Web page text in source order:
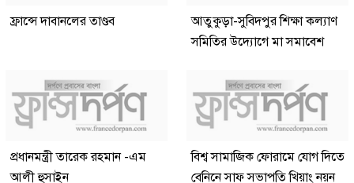
ফ্রান্সে দাবানলের তাণ্ডব
আতুকুড়া-সুবিদপুর শিক্ষা কল্যাণ
সমিতির উদ্যোগে মা সমাবেশ
প্রধানমন্ত্রী তারেক রহমান -এম
আলী হুসাইন
বিশ্ব সামাজিক ফোরামে যোগ দিতে
বেনিনে সাফ সভাপতি খিয়াং নয়ন